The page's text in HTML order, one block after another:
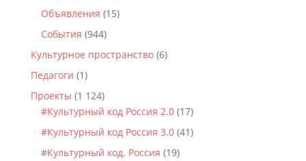
Объявления (15)
События (944)
Культурное пространство(6)
Педагоги (1)
Проекты (1 124)
#Культурный код Россия 2.0(17)
#Культурный код Россия 3.0(41)
#Культурный код. Россия (19)